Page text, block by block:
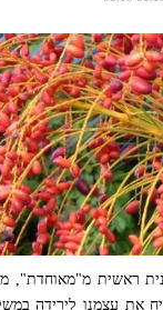
ראשית מ"מאוחדת",
את עצמנו לירידה